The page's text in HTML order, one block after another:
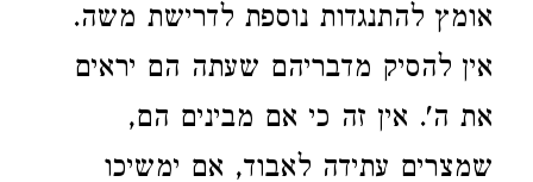
אומץ להתנגדות נוספת לדרישת משה.
אין להסיק מדבריהם שעתה הם יראים
את ה'. אין זה כי אם מבינים הם,
שמצרים עתידה לאבוד, אם ימשיכו